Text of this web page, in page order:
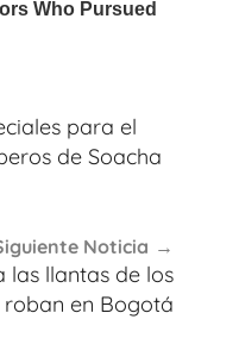
para el
de Soacha
Noticia
las llantas de los
roban en Bogotá